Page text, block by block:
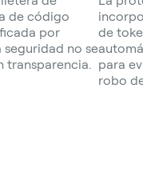
de código
por
seguridad no se
transparencia.
de
para
robo